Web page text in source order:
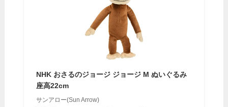
NHK おさるのジョージ ジョージ M ぬいぐるみ
座高22cm
サンアロー(Sun Arrow)